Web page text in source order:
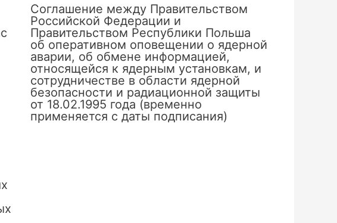
Соглашение между Правительством
Российской Федерации и
Правительством Республики Польша
об оперативном оповещении о ядерной
аварии, об обмене информацией,
относящейся к ядерным установкам, и
сотрудничестве в области ядерной
безопасности и радиационной защиты
от 18.02.1995 года (временно
применяется с даты подписания)